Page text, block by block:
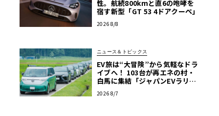
性。航続800kmと直6の咆哮を
宿す新型「GT 53 4ドアクーペ」
2026 8/8
ニュース＆トピックス
EV旅は“大冒険”から気軽なドラ
イブへ！ 103台が再エネの村・
白馬に集結「ジャパンEVラリー
2026 8/7